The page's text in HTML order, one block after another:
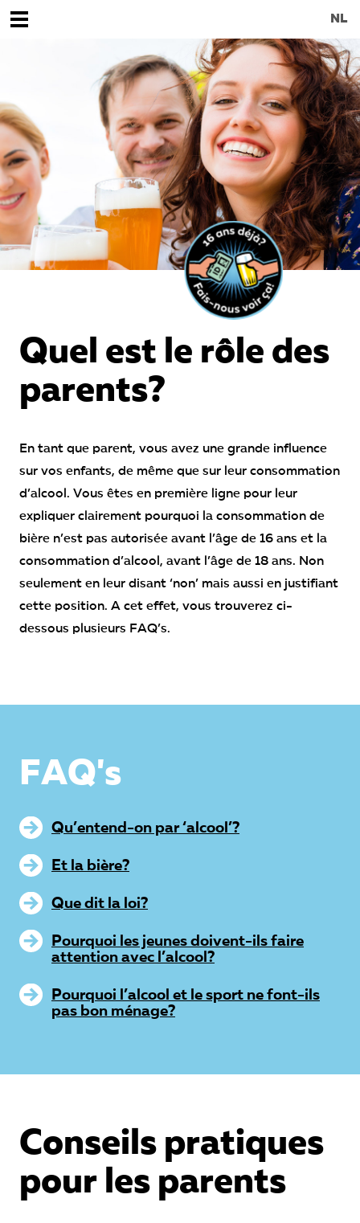
NL
Quel est le rôle des
parents?
En tant que parent, vous avez une grande influence
sur vos enfants, de même que sur leur consommation
d’alcool. Vous êtes en première ligne pour leur
expliquer clairement pourquoi la consommation de
bière n’est pas autorisée avant l’âge de 16 ans et la
consommation d’alcool, avant l’âge de 18 ans. Non
seulement en leur disant ‘non’ mais aussi en justifiant
cette position. A cet effet, vous trouverez ci-
dessous plusieurs FAQ’s.
FAQ's
Qu’entend-on par ‘alcool’?
Et la bière?
Que dit la loi?
Pourquoi les jeunes doivent-ils faire
attention avec l’alcool?
Pourquoi l’alcool et le sport ne font-ils
pas bon ménage?
Conseils pratiques
pour les parents